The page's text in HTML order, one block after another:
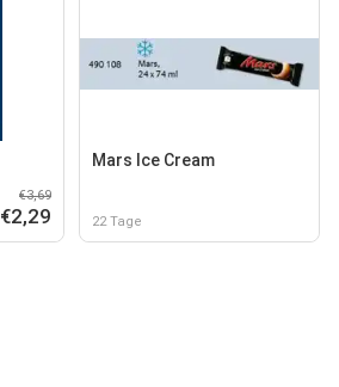
€3,69
€2,29
Mars Ice Cream
22 Tage